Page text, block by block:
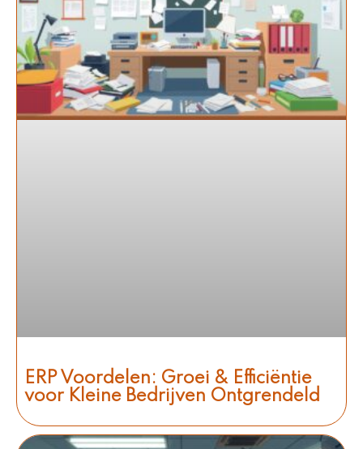
ERP Voordelen: Groei & Efficiëntie
voor Kleine Bedrijven Ontgrendeld